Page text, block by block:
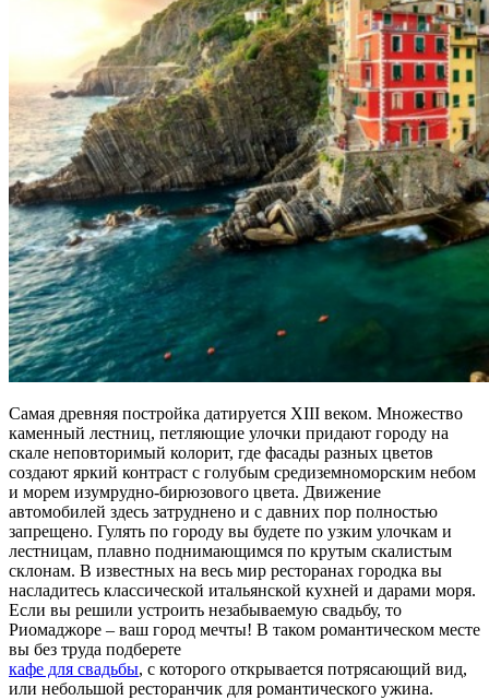
Самая древняя постройка датируется XIII веком. Множество
каменный лестниц, петляющие улочки придают городу на
скале неповторимый колорит, где фасады разных цветов
создают яркий контраст с голубым средиземноморским небом
и морем изумрудно-бирюзового цвета. Движение
автомобилей здесь затруднено и с давних пор полностью
запрещено. Гулять по городу вы будете по узким улочкам и
лестницам, плавно поднимающимся по крутым скалистым
склонам. В известных на весь мир ресторанах городка вы
насладитесь классической итальянской кухней и дарами моря.
Если вы решили устроить незабываемую свадьбу, то
Риомаджоре – ваш город мечты! В таком романтическом месте
вы без труда подберете
кафе для свадьбы, с которого открывается потрясающий вид,
или небольшой ресторанчик для романтического ужина.